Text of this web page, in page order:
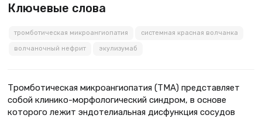
Ключевые слова
тромботическая микроангиопатия системная красная волчанка
волчаночный нефрит экулизумаб
Тромботическая микроангиопатия (ТМА) представляет
собой клинико-морфологический синдром, в основе
которого лежит эндотелиальная дисфункция сосудов